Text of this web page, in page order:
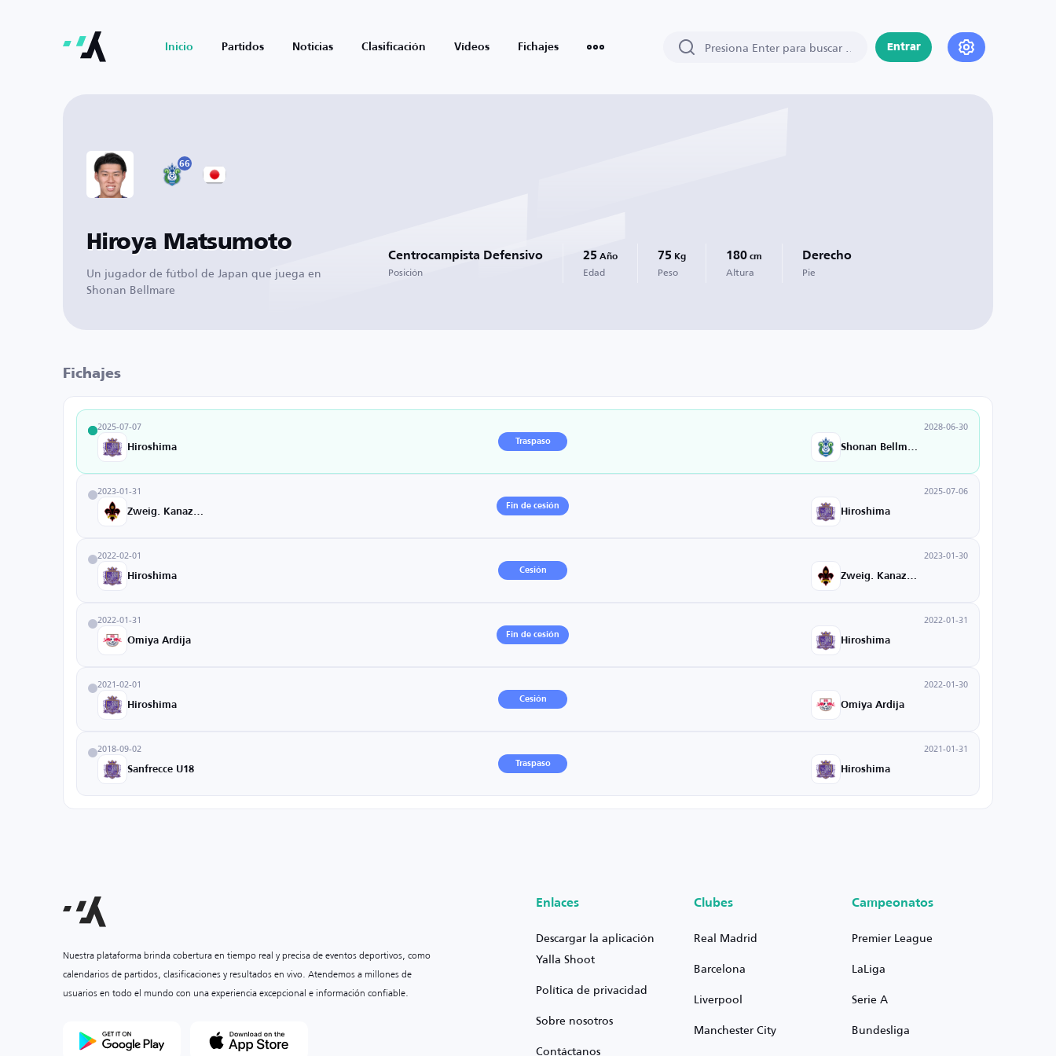
Inicio Partidos Noticias Clasificación Vídeos Fichajes Entrar
66
Hiroya Matsumoto
Un jugador de fútbol de Japan que juega en
Shonan Bellmare
Centrocampista Defensivo
Posición
25 Año
Edad
75 Kg
Peso
180 cm
Altura
Derecho
Pie
Fichajes
2025-07-07
Hiroshima
Traspaso
2028-06-30
2023-01-31
Fin de cesión
2025-07-06
Hiroshima
2022-02-01
Hiroshima
Cesión
2023-01-30
2022-01-31
Omiya Ardija
Fin de cesión
2022-01-31
Hiroshima
2021-02-01
Hiroshima
Cesión
2022-01-30
Omiya Ardija
2018-09-02
Sanfrecce U18
Traspaso
2021-01-31
Hiroshima
Nuestra plataforma brinda cobertura en tiempo real y precisa de eventos deportivos, como
calendarios de partidos, clasificaciones y resultados en vivo. Atendemos a millones de
usuarios en todo el mundo con una experiencia excepcional e información confiable.
Enlaces
Descargar la aplicación
Yalla Shoot
Política de privacidad
Sobre nosotros
Contáctanos
Clubes
Real Madrid
Barcelona
Liverpool
Manchester City
Campeonatos
Premier League
LaLiga
Serie A
Bundesliga